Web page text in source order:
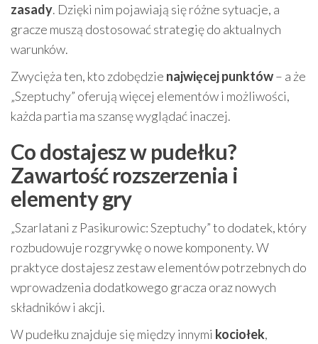
zasady. Dzięki nim pojawiają się różne sytuacje, a
gracze muszą dostosować strategię do aktualnych
warunków.
Zwycięża ten, kto zdobędzie najwięcej punktów– a że
„Szeptuchy” oferują więcej elementów i możliwości,
każda partia ma szansę wyglądać inaczej.
Co dostajesz w pudełku?
Zawartość rozszerzenia i
elementy gry
„Szarlatani z Pasikurowic: Szeptuchy” to dodatek, który
rozbudowuje rozgrywkę o nowe komponenty. W
praktyce dostajesz zestaw elementów potrzebnych do
wprowadzenia dodatkowego gracza oraz nowych
składników i akcji.
W pudełku znajduje się między innymi kociołek,